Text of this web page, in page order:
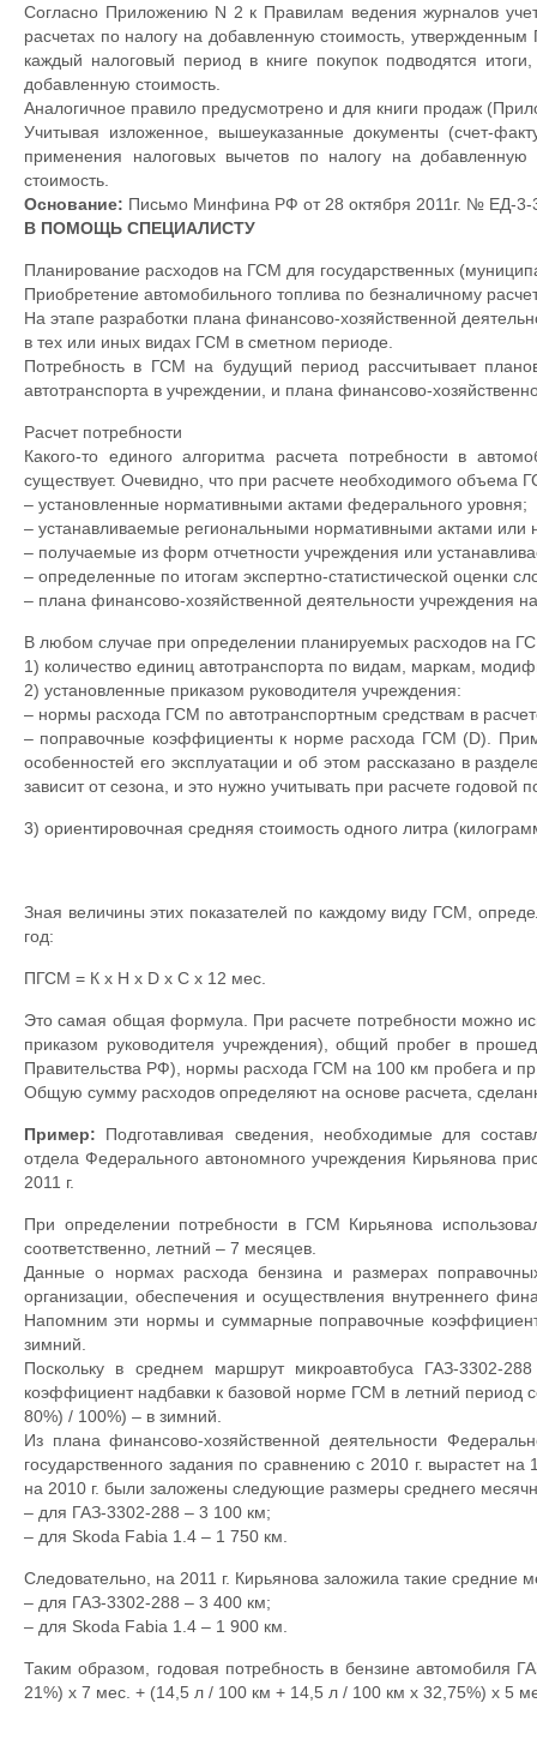
Согласно Приложению N 2 к Правилам ведения журналов
расчетах по налогу на добавленную стоимость,
каждый налоговый период в книге покупок подводятся
добавленную стоимость.
Аналогичное правило предусмотрено и для книги продаж
Учитывая изложенное, вышеуказанные документы (счет-
применения налоговых вычетов по налогу на
стоимость.
Основание: Письмо Минфина РФ от 28 октября 2011г. № ЕД-3-
В ПОМОЩЬ СПЕЦИАЛИСТУ
Планирование расходов на ГСМ для государственных
Приобретение автомобильного топлива по безналичному
На этапе разработки плана финансово-хозяйственной
в тех или иных видах ГСМ в сметном периоде.
Потребность в ГСМ на будущий период рассчитывает
автотранспорта в учреждении, и плана финансово-
Расчет потребности
Какого-то единого алгоритма расчета потребности в
существует. Очевидно, что при расчете необходимого
– установленные нормативными актами федерального уровня;
– устанавливаемые региональными нормативными актами или
– получаемые из форм отчетности учреждения или
– определенные по итогам экспертно-статистической оценки
– плана финансово-хозяйственной деятельности учреждения
В любом случае при определении планируемых расходов на
1) количество единиц автотранспорта по видам, маркам,
2) установленные приказом руководителя учреждения:
– нормы расхода ГСМ по автотранспортным средствам в
– поправочные коэффициенты к норме расхода ГСМ (D).
особенностей его эксплуатации и об этом рассказано в
зависит от сезона, и это нужно учитывать при расчете годовой
3) ориентировочная средняя стоимость одного литра
Зная величины этих показателей по каждому виду ГСМ,
год:
ПГСМ = К x Н x D х С x 12 мес.
Это самая общая формула. При расчете потребности можно
приказом руководителя учреждения), общий пробег в
Правительства РФ), нормы расхода ГСМ на 100 км пробега и
Общую сумму расходов определяют на основе расчета,
Пример: Подготавливая сведения, необходимые для
отдела Федерального автономного учреждения Кирьянова
2011 г.
При определении потребности в ГСМ Кирьянова
соответственно, летний – 7 месяцев.
Данные о нормах расхода бензина и размерах
организации, обеспечения и осуществления внутреннего
Напомним эти нормы и суммарные поправочные
зимний.
Поскольку в среднем маршрут микроавтобуса ГАЗ-3302-
коэффициент надбавки к базовой норме ГСМ в летний период
80%) / 100%) – в зимний.
Из плана финансово-хозяйственной деятельности
государственного задания по сравнению с 2010 г. вырастет
на 2010 г. были заложены следующие размеры среднего
– для ГАЗ-3302-288 – 3 100 км;
– для Skoda Fabia 1.4 – 1 750 км.
Следовательно, на 2011 г. Кирьянова заложила такие средние
– для ГАЗ-3302-288 – 3 400 км;
– для Skoda Fabia 1.4 – 1 900 км.
Таким образом, годовая потребность в бензине
21%) х 7 мес. + (14,5 л / 100 км + 14,5 л / 100 км х 32,75%) х 5